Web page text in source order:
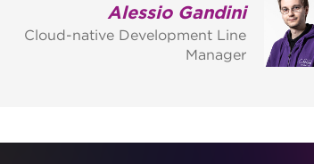
Alessio Gandini
Cloud-native Development Line
Manager